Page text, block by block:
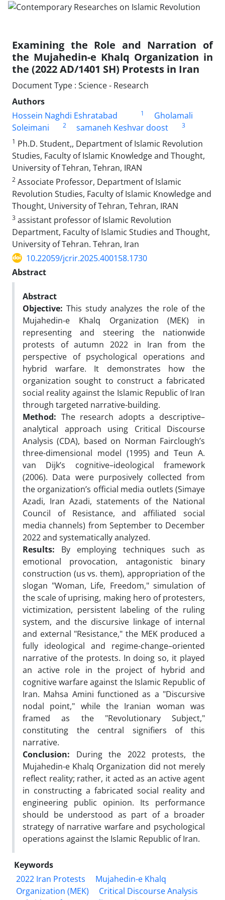
Examining the Role and Narration of
the Mujahedin-e Khalq Organization in
the (2022 AD/1401 SH) Protests in Iran
Document Type : Science - Research
Authors
Hossein Naghdi Eshratabad
1
Gholamali
Soleimani
2 samaneh Keshvar doost
3
1 Ph.D. Student,, Department of Islamic Revolution
Studies, Faculty of Islamic Knowledge and Thought,
University of Tehran, Tehran, IRAN
2 Associate Professor, Department of Islamic
Revolution Studies, Faculty of Islamic Knowledge and
Thought, University of Tehran, Tehran, IRAN
3 assistant professor of Islamic Revolution
Department, Faculty of Islamic Studies and Thought,
University of Tehran. Tehran, Iran
10.22059/jcrir.2025.400158.1730
Abstract
Abstract
Objective: This study analyzes the role of the
Mujahedin-e Khalq Organization (MEK) in
representing and steering the nationwide
protests of autumn 2022 in Iran from the
perspective of psychological operations and
hybrid warfare. It demonstrates how the
organization sought to construct a fabricated
social reality against the Islamic Republic of Iran
through targeted narrative-building.
Method: The research adopts a descriptive–
analytical approach using Critical Discourse
Analysis (CDA), based on Norman Fairclough’s
three-dimensional model (1995) and Teun A.
van Dijk’s cognitive–ideological framework
(2006). Data were purposively collected from
the organization’s official media outlets (Simaye
Azadi, Iran Azadi, statements of the National
Council of Resistance, and affiliated social
media channels) from September to December
2022 and systematically analyzed.
Results: By employing techniques such as
emotional provocation, antagonistic binary
construction (us vs. them), appropriation of the
slogan "Woman, Life, Freedom," simulation of
the scale of uprising, making hero of protesters,
victimization, persistent labeling of the ruling
system, and the discursive linkage of internal
and external "Resistance," the MEK produced a
fully ideological and regime-change–oriented
narrative of the protests. In doing so, it played
an active role in the project of hybrid and
cognitive warfare against the Islamic Republic of
Iran. Mahsa Amini functioned as a "Discursive
nodal point," while the Iranian woman was
framed as the "Revolutionary Subject,"
constituting the central signifiers of this
narrative.
Conclusion: During the 2022 protests, the
Mujahedin-e Khalq Organization did not merely
reflect reality; rather, it acted as an active agent
in constructing a fabricated social reality and
engineering public opinion. Its performance
should be understood as part of a broader
strategy of narrative warfare and psychological
operations against the Islamic Republic of Iran.
Keywords
2022 Iran Protests
Mujahedin-e Khalq
Organization (MEK)
Critical Discourse Analysis